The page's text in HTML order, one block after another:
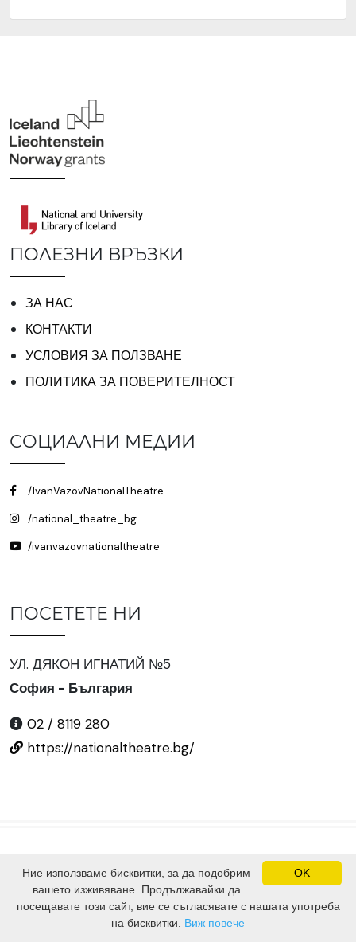
ПОЛЕЗНИ ВРЪЗКИ
ЗА НАС
КОНТАКТИ
УСЛОВИЯ ЗА ПОЛЗВАНЕ
ПОЛИТИКА ЗА ПОВЕРИТЕЛНОСТ
СОЦИАЛНИ МЕДИИ
/IvanVazovNationalTheatre
/national_theatre_bg
/ivanvazovnationaltheatre
ПОСЕТЕТЕ НИ
УЛ. ДЯКОН ИГНАТИЙ №5
София - България
02 / 8119 280
https://nationaltheatre.bg/
2024 Всички права запазени.
Сайтът е изграден отSV Software Solutions Ltd.
OK
Ние използваме бисквитки, за да подобрим
вашето изживяване. Продължавайки да
посещавате този сайт, вие се съгласявате с нашата употреба
на бисквитки. Виж повече